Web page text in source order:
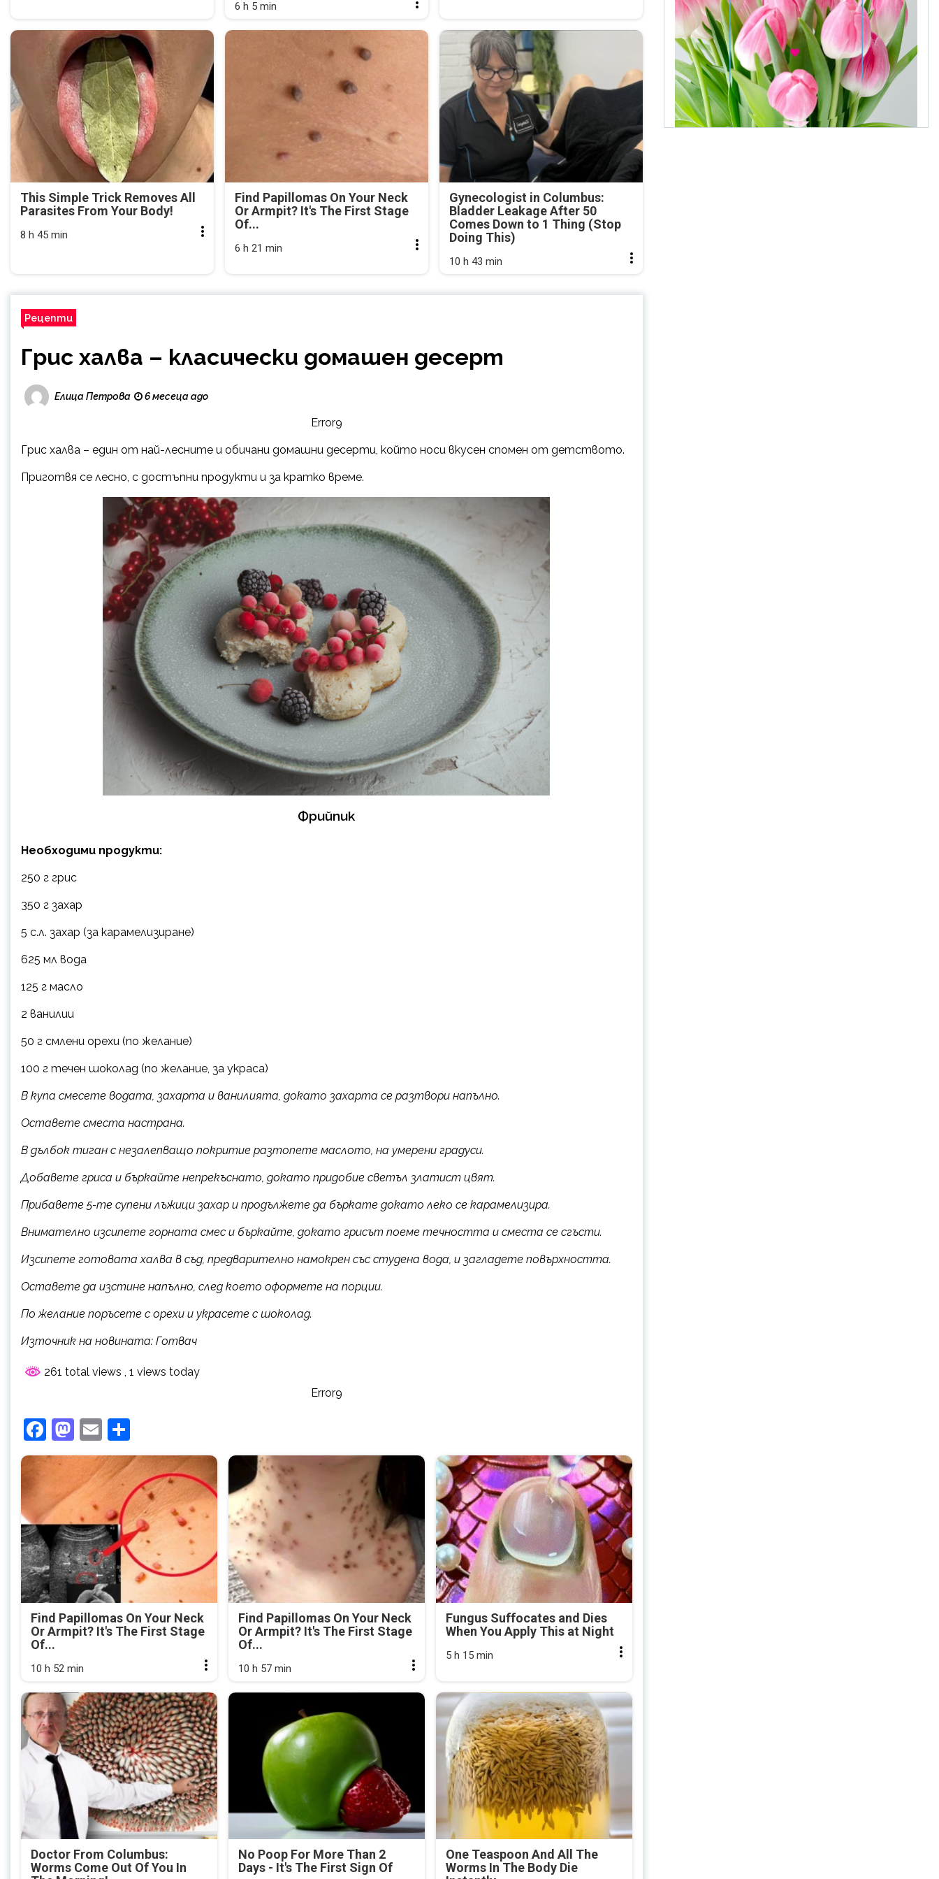
6 h 5 min
This Simple Trick Removes All
Parasites From Your Body!
8 h 45 min
Find Papillomas On Your Neck
Or Armpit? It's The First Stage
Of...
6 h 21 min
Gynecologist in Columbus:
Bladder Leakage After 50
Comes Down to 1 Thing (Stop
Doing This)
10 h 43 min
Рецепти
Грис халва – класически домашен десерт
Елица Петрова 6 месеца ago
Error9
Грис халва – един от най-лесните и обичани домашни десерти, който носи вкусен спомен от детството.
Приготвя се лесно, с достъпни продукти и за кратко време.
Фрийпик
Необходими продукти:
250 г грис
350 г захар
5 с.л. захар (за карамелизиране)
625 мл вода
125 г масло
2 ванилии
50 г смлени орехи (по желание)
100 г течен шоколад (по желание, за украса)
В купа смесете водата, захарта и ванилията, докато захарта се разтвори напълно.
Оставете сместа настрана.
В дълбок тиган с незалепващо покритие разтопете маслото, на умерени градуси.
Добавете гриса и бъркайте непрекъснато, докато придобие светъл златист цвят.
Прибавете 5-те супени лъжици захар и продължете да бъркате докато леко се карамелизира.
Внимателно изсипете горната смес и бъркайте, докато грисът поеме течността и сместа се сгъсти.
Изсипете готовата халва в съд, предварително намокрен със студена вода, и загладете повърхността.
Оставете да изстине напълно, след което оформете на порции.
По желание поръсете с орехи и украсете с шоколад.
Източник на новината: Готвач
261 total views , 1 views today
Error9
Facebook
Mastodon
Email
Find Papillomas On Your Neck
Or Armpit? It's The First Stage
Of...
10 h 52 min
Find Papillomas On Your Neck
Or Armpit? It's The First Stage
Of...
10 h 57 min
Fungus Suffocates and Dies
When You Apply This at Night
5 h 15 min
Doctor From Columbus:
Worms Come Out Of You In
No Poop For More Than 2
Days - It's The First Sign Of
One Teaspoon And All The
Worms In The Body Die